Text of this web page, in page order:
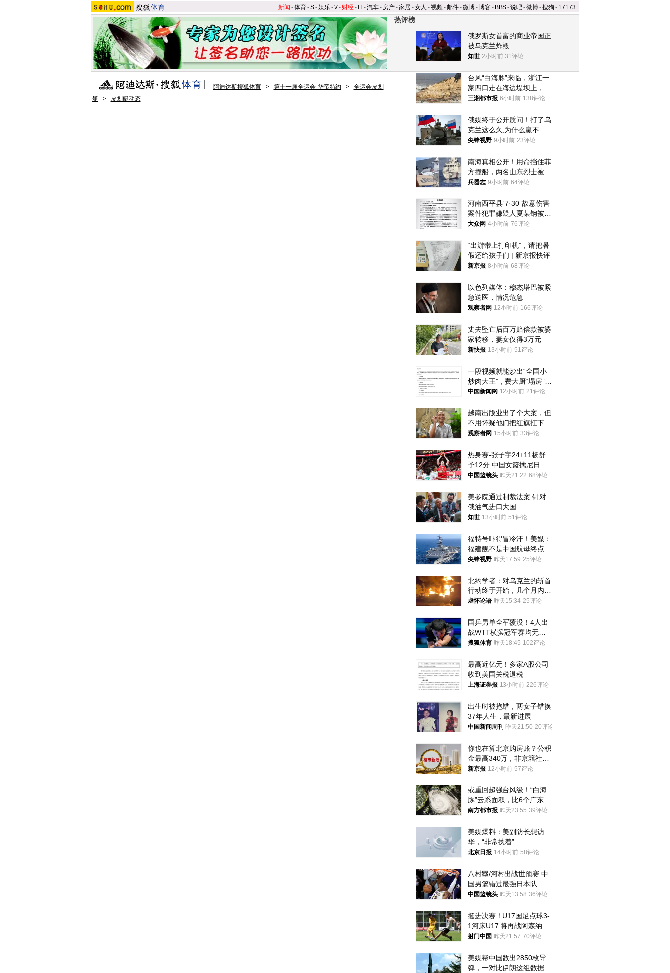
新闻 -体育-S-娱乐-V- 财经- IT-汽车- 房产-家居-女人 -视频-邮件-微博-博客- BBS-说吧-微博-搜狗 - 17173
热评榜
俄罗斯女首富的商业帝国正
被乌克兰炸毁
知世 2小时前 31评论
台风“白海豚”来临，浙江一
家四口走在海边堤坝上，其
中9岁男孩被巨浪卷入海
三湘都市报 6小时前 138评论
俄媒终于公开质问！打了乌
克兰这么久,为什么赢不了?
答案令人沉默
尖锋视野 9小时前 23评论
南海真相公开！用命挡住菲
方撞船，两名山东烈士被授
武警最高荣誉
兵器志 9小时前 64评论
河南西平县“7·30”故意伤害
案件犯罪嫌疑人夏某钢被抓
获
大众网 4小时前 76评论
“出游带上打印机”，请把暑
假还给孩子们 | 新京报快评
新京报 8小时前 68评论
以色列媒体：穆杰塔巴被紧
急送医，情况危急
观察者网 12小时前 166评论
丈夫坠亡后百万赔偿款被婆
家转移，妻女仅得3万元
新快报 13小时前 51评论
一段视频就能炒出“全国小
炒肉大王”，费大厨“塌房”了
吗？
中国新闻网 12小时前 21评论
越南出版业出了个大案，但
不用怀疑他们把红旗扛下去
的决心
观察者网 15小时前 33评论
热身赛-张子宇24+11杨舒
予12分 中国女篮擒尼日利
亚
中国篮镜头 昨天21:22 68评论
美参院通过制裁法案 针对
俄油气进口大国
知世 13小时前 51评论
福特号吓得冒冷汗！美媒：
福建舰不是中国航母终点，
而是新起点！
尖锋视野 昨天17:59 25评论
北约学者：对乌克兰的斩首
行动终于开始，几个月内乌
将投降
虚怀论语 昨天15:34 25评论
国乒男单全军覆没！4人出
战WTT横滨冠军赛均无缘
八强
搜狐体育 昨天18:45 102评论
最高近亿元！多家A股公司
收到美国关税退税
上海证券报 13小时前 226评论
出生时被抱错，两女子错换
37年人生，最新进展
中国新闻周刊 昨天21:50 20评论
你也在算北京购房账？公积
金最高340万，非京籍社保
1年
新京报 12小时前 57评论
或重回超强台风级！“白海
豚”云系面积，比6个广东还
大！深圳官方：注意这件事
南方都市报 昨天23:55 39评论
美媒爆料：美副防长想访
华，“非常执着”
北京日报 14小时前 58评论
八村塁/河村出战世预赛 中
国男篮错过最强日本队
中国篮镜头 昨天13:58 36评论
挺进决赛！U17国足点球3-
1河床U17 将再战阿森纳
射门中国 昨天21:57 70评论
美媒帮中国数出2850枚导
弹，一对比伊朗这组数据，
阿迪达斯搜狐体育 > 第十一届全运会-华帝特约 >
全运会皮划
艇
> 皮划艇动态